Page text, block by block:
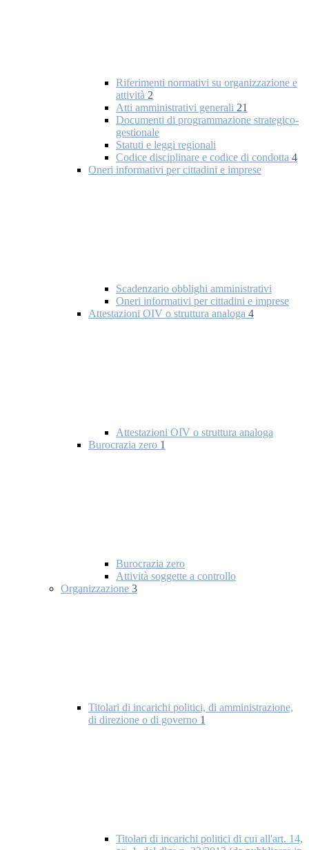
Riferimenti normativi su organizzazione e
attività 2
Atti amministrativi generali 21
Documenti di programmazione strategico-
gestionale
Statuti e leggi regionali
Codice disciplinare e codice di condotta 4
Oneri informativi per cittadini e imprese
Scadenzario obblighi amministrativi
Oneri informativi per cittadini e imprese
Attestazioni OIV o struttura analoga 4
Attestazioni OIV o struttura analoga
Burocrazia zero 1
Burocrazia zero
Attività soggette a controllo
Organizzazione 3
Titolari di incarichi politici, di amministrazione,
di direzione o di governo 1
Titolari di incarichi politici di cui all'art. 14,